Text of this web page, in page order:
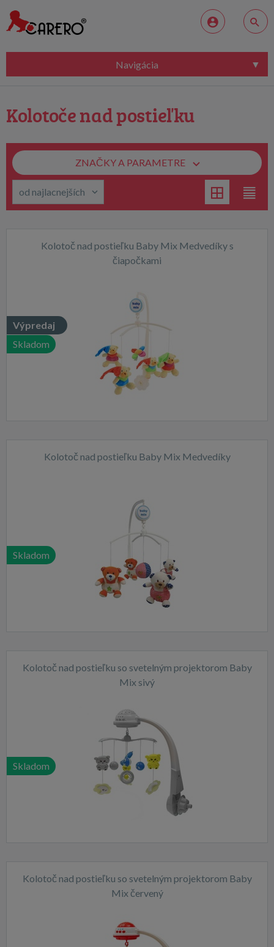
Navigácia
Kolotoče nad postieľku
ZNAČKY A PARAMETRE
Kolotoč nad postieľku Baby Mix Medvedíky s
čiapočkami
Výpredaj
Skladom
Kolotoč nad postieľku Baby Mix Medvedíky
Skladom
Kolotoč nad postieľku so svetelným projektorom Baby
Mix sivý
Skladom
Kolotoč nad postieľku so svetelným projektorom Baby
Mix červený